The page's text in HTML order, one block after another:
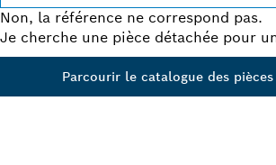
Non, la référence ne correspond pas.
Je cherche une pièce détachée pour
Parcourir le catalogue des